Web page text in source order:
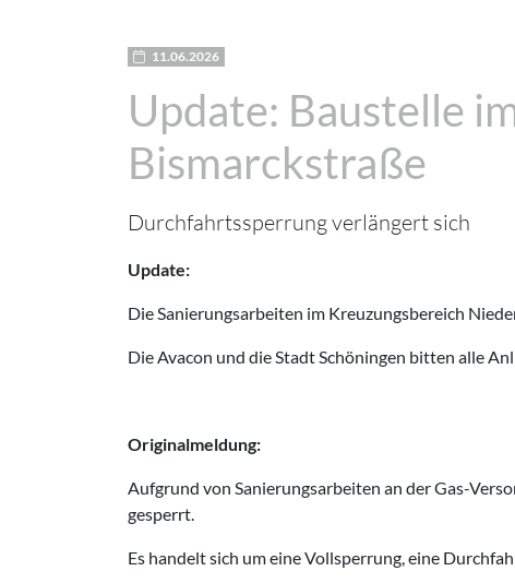
11.06.2026
Update: Baustelle
Bismarckstraße
Durchfahrtssperrung verlängert sich
Update:
Die Sanierungsarbeiten im Kreuzungsbereich
Die Avacon und die Stadt Schöningen bitten alle
Originalmeldung:
Aufgrund von Sanierungsarbeiten an der Gas-
gesperrt.
Es handelt sich um eine Vollsperrung, eine